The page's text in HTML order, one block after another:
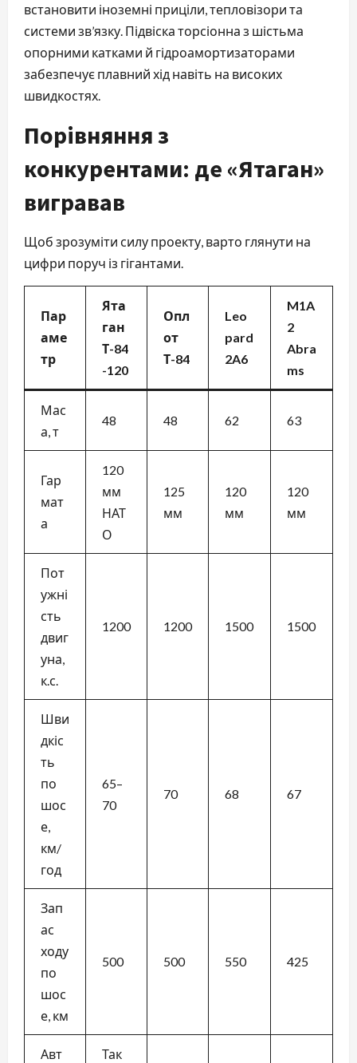
встановити іноземні приціли, тепловізори та
системи зв’язку. Підвіска торсіонна з шістьма
опорними катками й гідроамортизаторами
забезпечує плавний хід навіть на високих
швидкостях.
Порівняння з
конкурентами: де «Ятаган»
вигравав
Щоб зрозуміти силу проекту, варто глянути на
цифри поруч із гігантами.
Пар
аме
тр
Ята
ган
Т-84
-120
Опл
от
Т-84
Leo
pard
2A6
M1A
2
Abra
ms
Мас
а, т
48 48 62 63
Гар
мат
а
120
мм
НАТ
О
125
мм
120
мм
120
мм
Пот
ужні
сть
двиг
уна,
к.с.
1200 1200 1500 1500
Шви
дкіс
ть
по
шос
е,
км/
год
65–
70
70 68 67
Зап
ас
ходу
по
шос
е, км
500 500 550 425
Авт
Так